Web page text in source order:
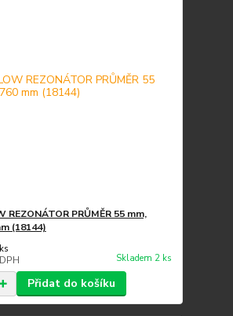
REZONÁTOR PRŮMĚR 55 mm,
(18144)
Skladem 2 ks
Přidat do košíku